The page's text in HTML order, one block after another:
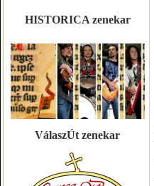
HISTORICA zenekar
VálaszÚt zenekar